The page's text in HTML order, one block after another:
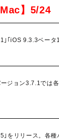
】5/24
｢iOS 9.3.3ベータ
ジョン3.7.1では
リリース。各種